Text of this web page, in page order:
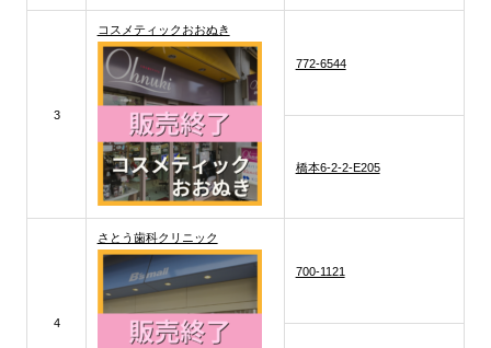
3
コスメティックおおぬき
772-6544
橋本6-2-2-E205
4
さとう歯科クリニック
700-1121